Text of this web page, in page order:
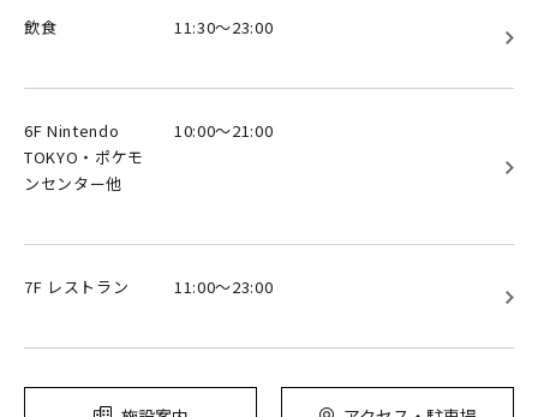
飲食 11:30～23:00
6F Nintendo
TOKYO・ポケモ
ンセンター他
10:00～21:00
7F レストラン 11:00～23:00